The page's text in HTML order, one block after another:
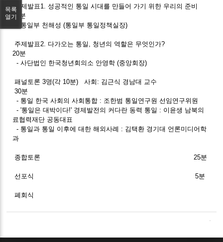
주제발표1. 성공적인 통일 시대를 만들어 가기 위한 우리의 준비
20분
- 통일부 천해성 (통일부 통일정책실장)
주제발표2. 다가오는 통일, 청년의 역할은 무엇인가?
20분
- 사단법인 한국청년회의소 안영학 (중앙회장)
패널토론 3명(각 10분) 사회: 김근식 경남대 교수
30분
- 통일 한국 사회의 사회통합 : 조한범 통일연구원 선임연구위원
- '통일은 대박이다!' 경제발전의 커다란 동력 통일 : 이윤생 남북의
료협력재단 공동대표
- 통일과 통일 이후에 대한 해외사례 : 김택환 경기대 언론미디어학
과
종합토론 25분
선포식 5분
폐회식
목록
열기